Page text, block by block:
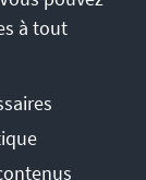
à tout